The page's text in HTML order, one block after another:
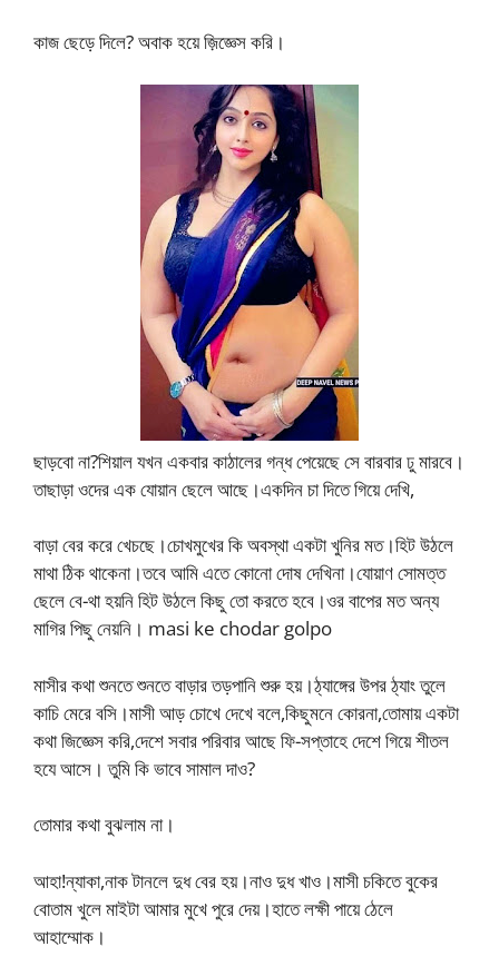
কাজ ছেড়ে দিলে? অবাক হয়ে জ়িজ্ঞেস করি।
ছাড়বো না?শিয়াল যখন একবার কাঠালের গন্ধ পেয়েছে সে বারবার ঢু মারবে।
তাছাড়া ওদের এক যোয়ান ছেলে আছে।একদিন চা দিতে গিয়ে দেখি,
বাড়া বের করে খেচছে।চোখমুখের কি অবস্থা একটা খুনির মত।হিট উঠলে
মাথা ঠিক থাকেনা।তবে আমি এতে কোনো দোষ দেখিনা।যোয়াণ সোমত্ত
ছেলে বে-থা হয়নি হিট উঠলে কিছু তো করতে হবে।ওর বাপের মত অন্য
মাগির পিছু নেয়নি। masi ke chodar golpo
মাসীর কথা শুনতে শুনতে বাড়ার তড়পানি শুরু হয়।ঠ্যাঙ্গের উপর ঠ্যাং তুলে
কাচি মেরে বসি।মাসী আড় চোখে দেখে বলে,কিছুমনে কোরনা,তোমায় একটা
কথা জিজ্ঞেস করি,দেশে সবার পরিবার আছে ফি-সপ্তাহে দেশে গিয়ে শীতল
হযে আসে। তুমি কি ভাবে সামাল দাও?
তোমার কথা বুঝলাম না।
আহা!ন্যাকা,নাক টানলে দুধ বের হয়।নাও দুধ খাও।মাসী চকিতে বুকের
বোতাম খুলে মাইটা আমার মুখে পুরে দেয়।হাতে লক্ষী পায়ে ঠেলে
আহাম্মোক।